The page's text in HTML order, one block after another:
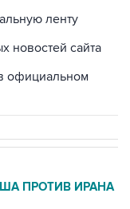
ленту
новостей сайта
официальном
ПРОТИВ ИРАНА